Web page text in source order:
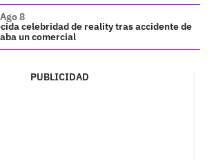
Ago 8
celebridad de reality tras accidente de
un comercial
PUBLICIDAD